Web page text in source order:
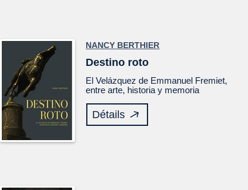
NANCY BERTHIER
Destino roto
ElVelázquez de Emmanuel Fremiet,
entre arte, historia y memoria
Détails